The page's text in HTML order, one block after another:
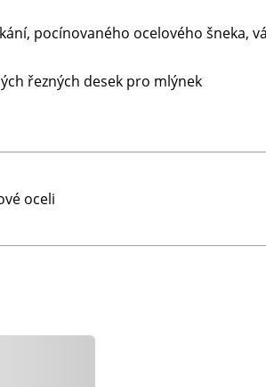
pocínovaného ocelového šneka,
řezných desek pro mlýnek
oceli